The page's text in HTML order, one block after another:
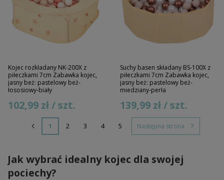
Kojec rozkładany NK-200X z
piłeczkami 7cm Zabawka kojec,
jasny beż: pastelowy beż-
łososiowy-biały
102,99 zł / szt.
Suchy basen składany BS-100X z
piłeczkami 7cm Zabawka kojec,
jasny beż: pastelowy beż-
miedziany-perła
139,99 zł / szt.
1 2 3 4 5 Następna strona
Jak wybrać idealny kojec dla swojej
pociechy?